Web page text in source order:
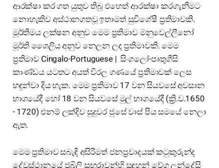
ආරක්ෂා කර ගත යුතුව තිබූ එහෙත් ආරක්ෂා කරගැනීමට
නොහැකිව අස්ථානගතවූ ඉතාමත් සුවිශේෂී ප්‍රතිමාවකි.
මූර්තිමය ලක්ෂන අනුව මෙම ප්‍රතිමාව මනුවෙල්ලීනෝ
මූර්ති ශෛලිය අනුව නෙලන ලද ප්‍රතිමාවකි. මෙම
ප්‍රතිමාව Cingalo-Portuguese | සිංගලෝ-පෘතුගීසි
කාණ්ඩය යටතට අයත් විරල ගණයේ ප්‍රතිමාවක් ලෙස
හඳුන්වා දිය හැක. මෙම ප්‍රතිමාව 17 වන සියවසේ අවසාන
භාගයේදී හෝ 18 වන සියවසේ මුල් භාගයේදී (ක්‍රි.ව.1650
- 1720) එනම් ලක්දිව සුදුවර ජුසේ වාස් පිය සමයේ නෙලා
ඇත.
මෙම ප්‍රතිමාව සබැඳි අසිරිමත් ජනප්‍රවාදයක් කටුකුරුන්ද
දේවස්ථානයේ ජුබිලි සඟරාවන්හි සඳහන් වේග ලන්දේසි